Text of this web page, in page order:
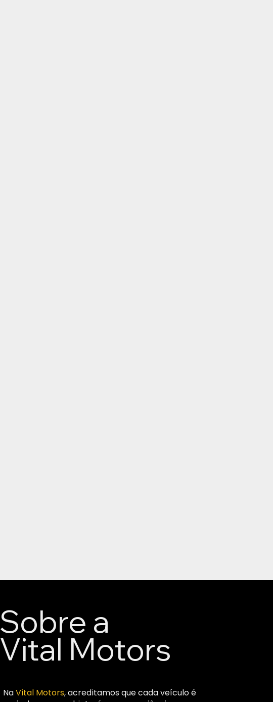
Sobre a
Vital Motors
NaVital Motors, acreditamos que cada veículo é